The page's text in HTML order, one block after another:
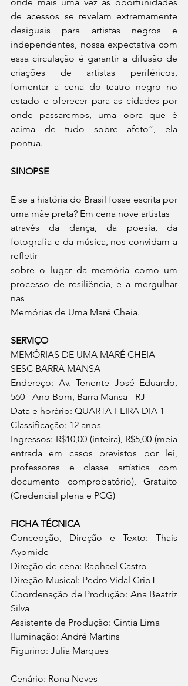
de acessos se revelam extremamente
desiguais para artistas negros e
independentes, nossa expectativa com
essa circulação é garantir a difusão de
criações de artistas periféricos,
fomentar a cena do teatro negro no
estado e oferecer para as cidades por
onde passaremos, uma obra que é
acima de tudo sobre afeto”, ela
pontua.
SINOPSE
E se a história do Brasil fosse escrita por
uma mãe preta? Em cena nove artistas
através da dança, da poesia, da
fotografia e da música, nos convidam a
refletir
sobre o lugar da memória como um
processo de resiliência, e a mergulhar
nas
Memórias de Uma Maré Cheia.
SERVIÇO
MEMÓRIAS DE UMA MARÉ CHEIA
SESC BARRA MANSA
Endereço: Av. Tenente José Eduardo,
560 - Ano Bom, Barra Mansa - RJ
Data e horário: QUARTA-FEIRA DIA 1
Classificação: 12 anos
Ingressos: R$10,00 (inteira), R$5,00 (meia
entrada em casos previstos por lei,
professores e classe artística com
documento comprobatório), Gratuito
(Credencial plena e PCG)
FICHA TÉCNICA
Concepção, Direção e Texto: Thais
Ayomide
Direção de cena: Raphael Castro
Direção Musical: Pedro Vidal GrioT
Coordenação de Produção: Ana Beatriz
Silva
Assistente de Produção: Cintia Lima
Iluminação: André Martins
Figurino: Julia Marques
Cenário: Rona Neves